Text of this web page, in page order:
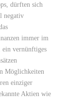
dürften sich
negativ
immer im
vernünftiges
Möglichkeiten
einziger
Aktien wie